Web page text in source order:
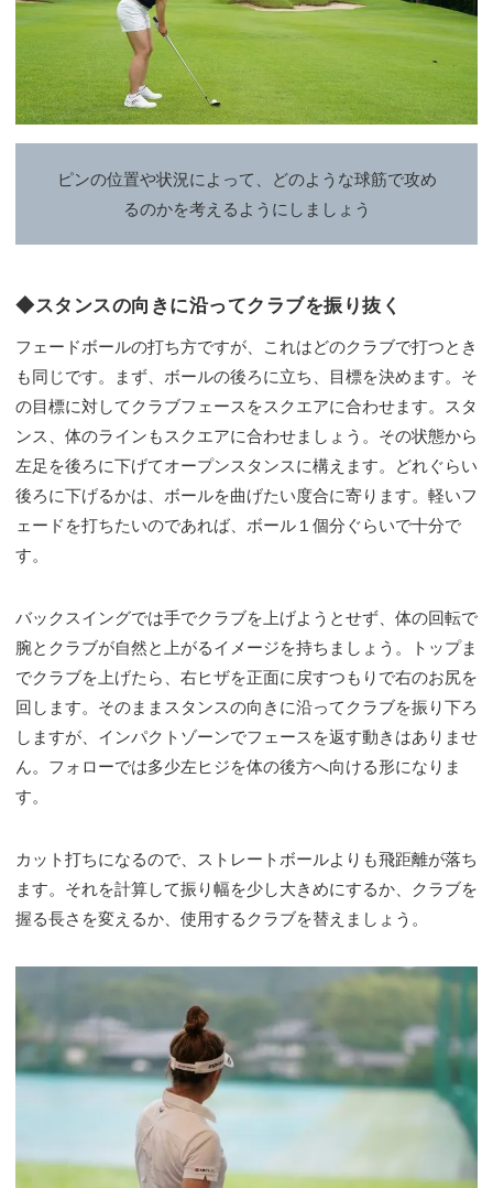
ピンの位置や状況によって、どのような球筋で攻め
るのかを考えるようにしましょう
◆スタンスの向きに沿ってクラブを振り抜く
フェードボールの打ち方ですが、これはどのクラブで打つとき
も同じです。まず、ボールの後ろに立ち、目標を決めます。そ
の目標に対してクラブフェースをスクエアに合わせます。スタ
ンス、体のラインもスクエアに合わせましょう。その状態から
左足を後ろに下げてオープンスタンスに構えます。どれぐらい
後ろに下げるかは、ボールを曲げたい度合に寄ります。軽いフ
ェードを打ちたいのであれば、ボール１個分ぐらいで十分で
す。
バックスイングでは手でクラブを上げようとせず、体の回転で
腕とクラブが自然と上がるイメージを持ちましょう。トップま
でクラブを上げたら、右ヒザを正面に戻すつもりで右のお尻を
回します。そのままスタンスの向きに沿ってクラブを振り下ろ
しますが、インパクトゾーンでフェースを返す動きはありませ
ん。フォローでは多少左ヒジを体の後方へ向ける形になりま
す。
カット打ちになるので、ストレートボールよりも飛距離が落ち
ます。それを計算して振り幅を少し大きめにするか、クラブを
握る長さを変えるか、使用するクラブを替えましょう。